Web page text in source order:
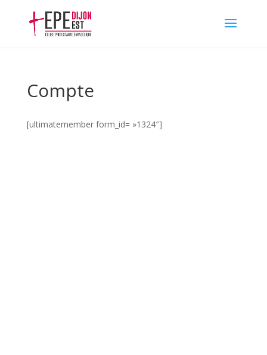
Compte
[ultimatemember form_id= »1324″]